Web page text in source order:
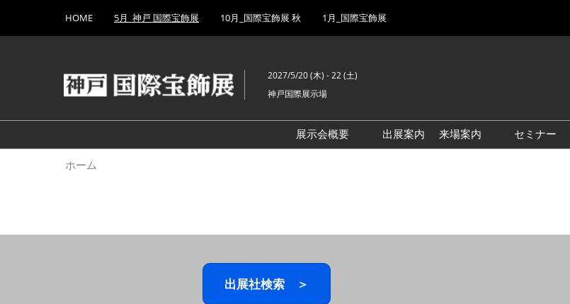
キ
し
て
to
HOME 5月_神戸 国際宝飾展 10月_国際宝飾展 秋 1月_国際宝飾展
2027/5/20 (木) - 22 (土)
神戸国際展示場
展示会概要
出展案内
来場案内
セミナー
ホーム
出展社検索 ＞